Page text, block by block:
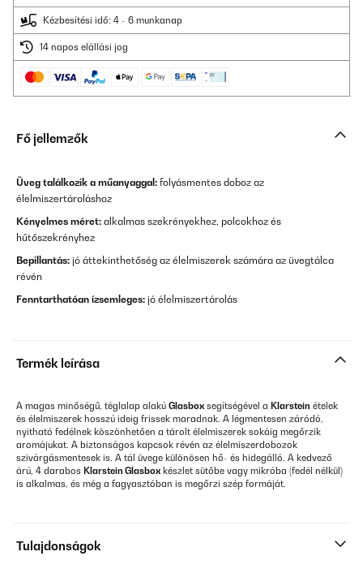
Kézbesítési idő: 4 - 6 munkanap
14 napos elállási jog
Fő jellemzők
Üveg találkozik a műanyaggal: folyásmentes doboz az
élelmiszertároláshoz
Kényelmes méret: alkalmas szekrényekhez, polcokhoz és
hűtőszekrényhez
Bepillantás: jó áttekinthetőség az élelmiszerek számára az üvegtálca
révén
Fenntarthatóan ízsemleges: jó élelmiszertárolás
Termék leírása
A magas minőségű, téglalap alakú Glasbox segítségével a Klarstein ételek
és élelmiszerek hosszú ideig frissek maradnak. A légmentesen záródó,
nyitható fedélnek köszönhetően a tárolt élelmiszerek sokáig megőrzik
aromájukat. A biztonságos kapcsok révén az élelmiszerdobozok
szivárgásmentesek is. A tál üvege különösen hő- és hidegálló. A kedvező
árú, 4 darabos Klarstein Glasbox készlet sütőbe vagy mikróba (fedél nélkül)
is alkalmas, és még a fagyasztóban is megőrzi szép formáját.
Tulajdonságok